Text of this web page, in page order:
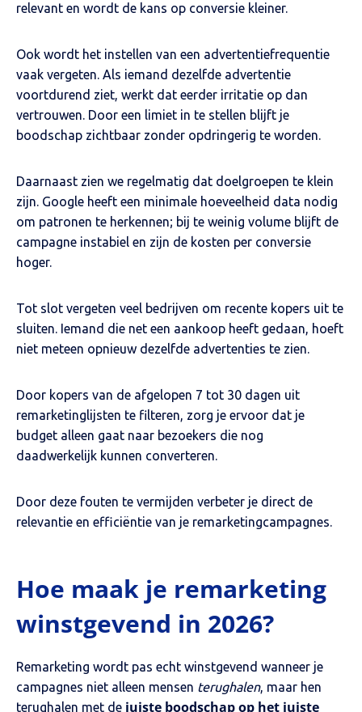
relevant en wordt de kans op conversie kleiner.
Ook wordt het instellen van een advertentiefrequentie
vaak vergeten. Als iemand dezelfde advertentie
voortdurend ziet, werkt dat eerder irritatie op dan
vertrouwen. Door een limiet in te stellen blijft je
boodschap zichtbaar zonder opdringerig te worden.
Daarnaast zien we regelmatig dat doelgroepen te klein
zijn. Google heeft een minimale hoeveelheid data nodig
om patronen te herkennen; bij te weinig volume blijft de
campagne instabiel en zijn de kosten per conversie
hoger.
Tot slot vergeten veel bedrijven om recente kopers uit te
sluiten. Iemand die net een aankoop heeft gedaan, hoeft
niet meteen opnieuw dezelfde advertenties te zien.
Door kopers van de afgelopen 7 tot 30 dagen uit
remarketinglijsten te filteren, zorg je ervoor dat je
budget alleen gaat naar bezoekers die nog
daadwerkelijk kunnen converteren.
Door deze fouten te vermijden verbeter je direct de
relevantie en efficiëntie van je remarketingcampagnes.
Hoe maak je remarketing
winstgevend in 2026?
Remarketing wordt pas echt winstgevend wanneer je
campagnes niet alleen mensen terughalen, maar hen
terughalen met de juiste boodschap op het juiste